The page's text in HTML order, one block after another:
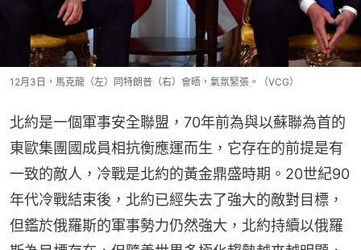
12月3日，馬克龍（左）同特朗普（右）會晤，氣氛緊張。（VCG）
北約是一個軍事安全聯盟，70年前為與以蘇聯為首的
東歐集團國成員相抗衡應運而生，它存在的前提是有
一致的敵人，冷戰是北約的黃金鼎盛時期。20世紀90
年代冷戰結束後，北約已經失去了強大的敵對目標，
但鑑於俄羅斯的軍事勢力仍然強大，北約持續以俄羅